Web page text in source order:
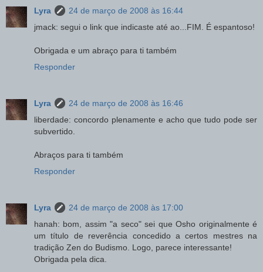
Lyra
24 de março de 2008 às 16:44
jmack: segui o link que indicaste até ao...FIM. É espantoso!
Obrigada e um abraço para ti também
Responder
Lyra
24 de março de 2008 às 16:46
liberdade: concordo plenamente e acho que tudo pode ser
subvertido.
Abraços para ti também
Responder
Lyra
24 de março de 2008 às 17:00
hanah: bom, assim "a seco" sei que Osho originalmente é
um título de reverência concedido a certos mestres na
tradição Zen do Budismo. Logo, parece interessante!
Obrigada pela dica.